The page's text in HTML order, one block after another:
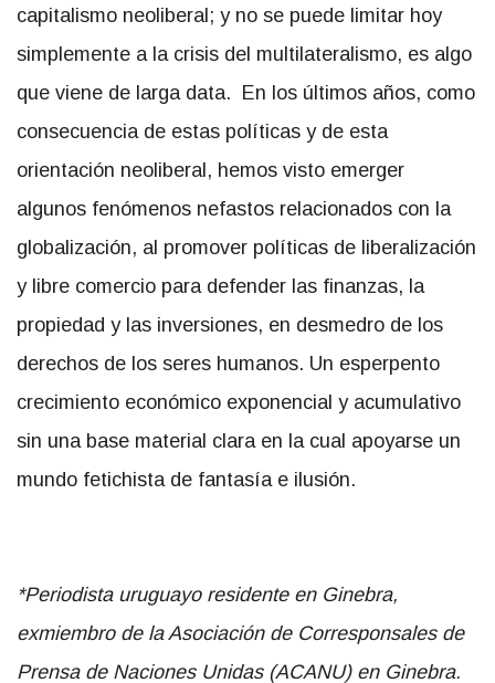
capitalismo neoliberal; y no se puede limitar hoy
simplemente a la crisis del multilateralismo, es algo
que viene de larga data. En los últimos años, como
consecuencia de estas políticas y de esta
orientación neoliberal, hemos visto emerger
algunos fenómenos nefastos relacionados con la
globalización, al promover políticas de liberalización
y libre comercio para defender las finanzas, la
propiedad y las inversiones, en desmedro de los
derechos de los seres humanos. Un esperpento
crecimiento económico exponencial y acumulativo
sin una base material clara en la cual apoyarse un
mundo fetichista de fantasía e ilusión.
*Periodista uruguayo residente en Ginebra,
exmiembro de la Asociación de Corresponsales de
Prensa de Naciones Unidas (ACANU) en Ginebra.